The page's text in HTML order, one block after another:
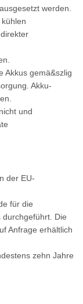
werden.
Akkus gemä&szlig
Akku-
und
der EU-
für die
durchgeführt. Die
Anfrage erhältlich
zehn Jahre